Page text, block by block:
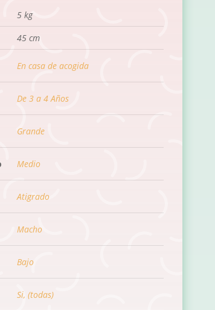
5 kg
45 cm
En casa de acogida
De 3 a 4 Años
Grande
Medio
Atigrado
Macho
Bajo
Si, (todas)